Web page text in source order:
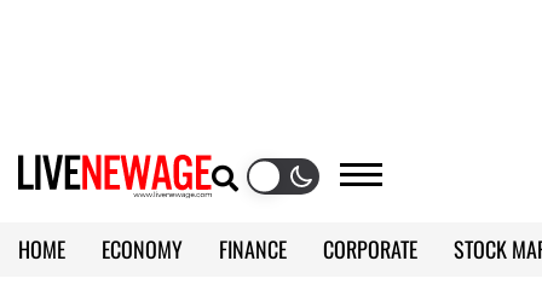
HOME ECONOMY FINANCE CORPORATE
STOCK